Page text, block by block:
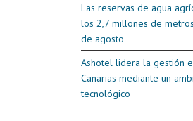
Las reservas de agua
los 2,7 millones de
de agosto
Ashotel lidera la gestión
Canarias mediante un
tecnológico